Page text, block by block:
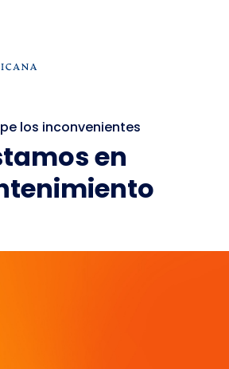
los inconvenientes
en